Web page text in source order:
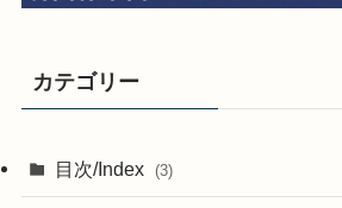
カテゴリー
目次/Index (3)